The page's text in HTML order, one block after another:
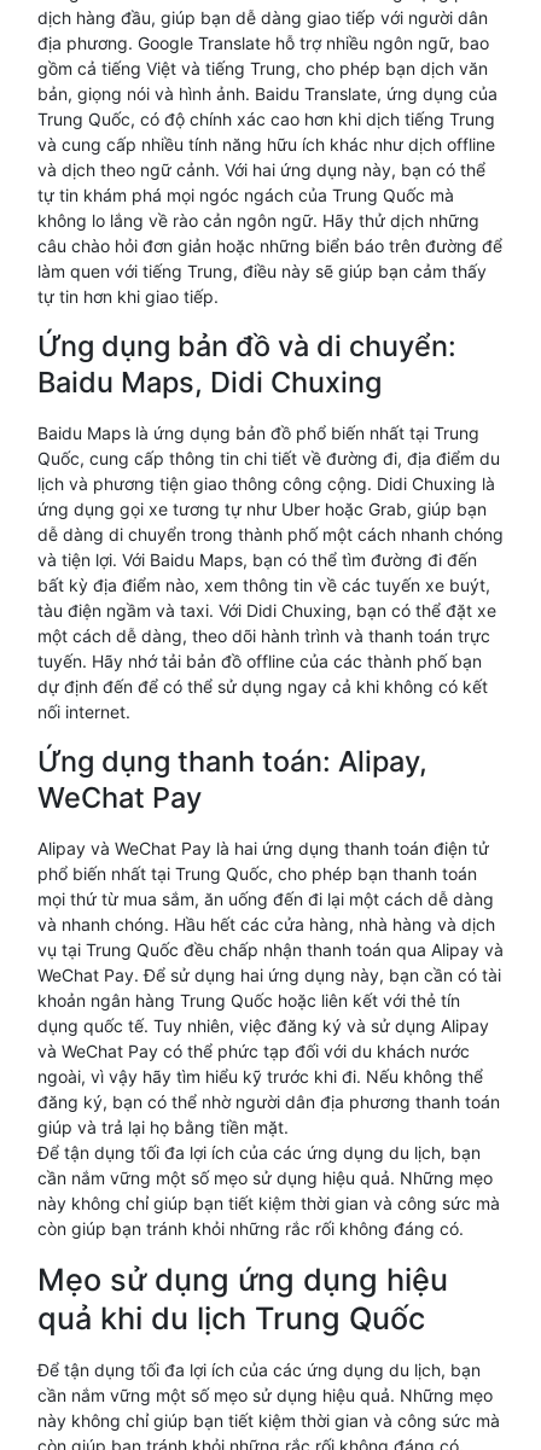
dịch hàng đầu, giúp bạn dễ dàng giao tiếp với người dân
địa phương. Google Translate hỗ trợ nhiều ngôn ngữ, bao
gồm cả tiếng Việt và tiếng Trung, cho phép bạn dịch văn
bản, giọng nói và hình ảnh. Baidu Translate, ứng dụng của
Trung Quốc, có độ chính xác cao hơn khi dịch tiếng Trung
và cung cấp nhiều tính năng hữu ích khác như dịch offline
và dịch theo ngữ cảnh. Với hai ứng dụng này, bạn có thể
tự tin khám phá mọi ngóc ngách của Trung Quốc mà
không lo lắng về rào cản ngôn ngữ. Hãy thử dịch những
câu chào hỏi đơn giản hoặc những biển báo trên đường để
làm quen với tiếng Trung, điều này sẽ giúp bạn cảm thấy
tự tin hơn khi giao tiếp.
Ứng dụng bản đồ và di chuyển:
Baidu Maps, Didi Chuxing
Baidu Maps là ứng dụng bản đồ phổ biến nhất tại Trung
Quốc, cung cấp thông tin chi tiết về đường đi, địa điểm du
lịch và phương tiện giao thông công cộng. Didi Chuxing là
ứng dụng gọi xe tương tự như Uber hoặc Grab, giúp bạn
dễ dàng di chuyển trong thành phố một cách nhanh chóng
và tiện lợi. Với Baidu Maps, bạn có thể tìm đường đi đến
bất kỳ địa điểm nào, xem thông tin về các tuyến xe buýt,
tàu điện ngầm và taxi. Với Didi Chuxing, bạn có thể đặt xe
một cách dễ dàng, theo dõi hành trình và thanh toán trực
tuyến. Hãy nhớ tải bản đồ offline của các thành phố bạn
dự định đến để có thể sử dụng ngay cả khi không có kết
nối internet.
Ứng dụng thanh toán: Alipay,
WeChat Pay
Alipay và WeChat Pay là hai ứng dụng thanh toán điện tử
phổ biến nhất tại Trung Quốc, cho phép bạn thanh toán
mọi thứ từ mua sắm, ăn uống đến đi lại một cách dễ dàng
và nhanh chóng. Hầu hết các cửa hàng, nhà hàng và dịch
vụ tại Trung Quốc đều chấp nhận thanh toán qua Alipay và
WeChat Pay. Để sử dụng hai ứng dụng này, bạn cần có tài
khoản ngân hàng Trung Quốc hoặc liên kết với thẻ tín
dụng quốc tế. Tuy nhiên, việc đăng ký và sử dụng Alipay
và WeChat Pay có thể phức tạp đối với du khách nước
ngoài, vì vậy hãy tìm hiểu kỹ trước khi đi. Nếu không thể
đăng ký, bạn có thể nhờ người dân địa phương thanh toán
giúp và trả lại họ bằng tiền mặt.
Để tận dụng tối đa lợi ích của các ứng dụng du lịch, bạn
cần nắm vững một số mẹo sử dụng hiệu quả. Những mẹo
này không chỉ giúp bạn tiết kiệm thời gian và công sức mà
còn giúp bạn tránh khỏi những rắc rối không đáng có.
Mẹo sử dụng ứng dụng hiệu
quả khi du lịch Trung Quốc
Để tận dụng tối đa lợi ích của các ứng dụng du lịch, bạn
cần nắm vững một số mẹo sử dụng hiệu quả. Những mẹo
này không chỉ giúp bạn tiết kiệm thời gian và công sức mà
còn giúp bạn tránh khỏi những rắc rối không đáng có.